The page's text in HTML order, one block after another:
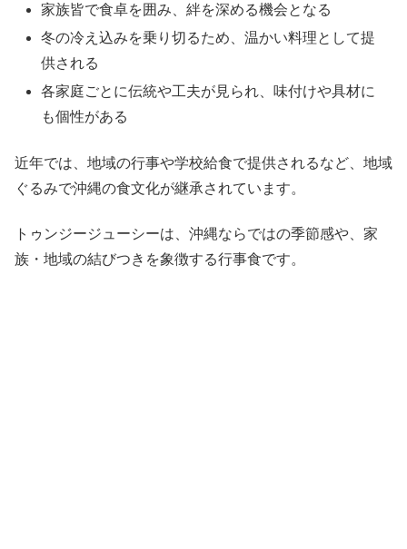
家族皆で食卓を囲み、絆を深める機会となる
冬の冷え込みを乗り切るため、温かい料理として提
供される
各家庭ごとに伝統や工夫が見られ、味付けや具材に
も個性がある
近年では、地域の行事や学校給食で提供されるなど、地域
ぐるみで沖縄の食文化が継承されています。
トゥンジージューシーは、沖縄ならではの季節感や、家
族・地域の結びつきを象徴する行事食です。